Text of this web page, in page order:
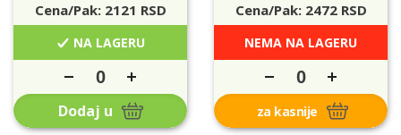
Cena/Pak: 2121 RSD
NA LAGERU
Dodaj u
Cena/Pak: 2472RSD
NEMA NA LAGERU
za kasnije